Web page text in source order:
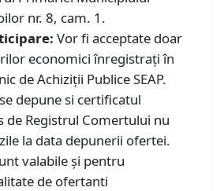
nr. 8, cam. 1.
Vor fi acceptate doar
economici înregistrați în
de Achiziții Publice SEAP.
depune si certificatul
de Registrul Comertului nu
la data depunerii ofertei.
valabile și pentru
de ofertanti